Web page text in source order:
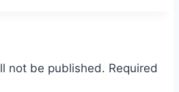
not be published. Required